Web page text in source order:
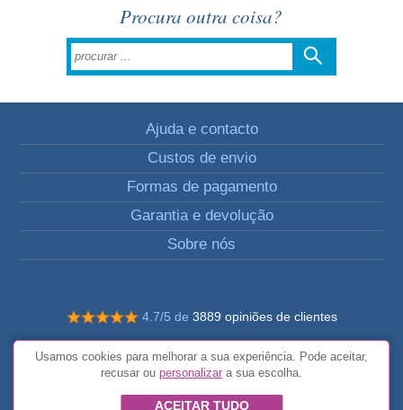
Procura outra coisa?
Ajuda e contacto
Custos de envio
Formas de pagamento
Garantia e devolução
Sobre nós
4.7/5 de 3889 opiniões de clientes
© Todos os direitos reservados FunToCome
Termos e condições gerais
Usamos cookies para melhorar a sua experiência. Pode aceitar,
recusar ou personalizar a sua escolha.
ACEITAR TUDO